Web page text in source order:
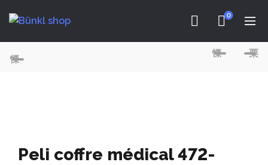
0
Peli coffre médical 472-